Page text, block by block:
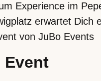
Experience im
erwartet Dich
von JuBo Events
Event